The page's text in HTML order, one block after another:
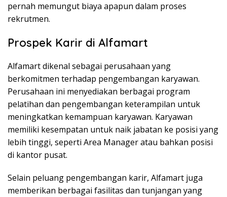
pernah memungut biaya apapun dalam proses
rekrutmen.
Prospek Karir di Alfamart
Alfamart dikenal sebagai perusahaan yang
berkomitmen terhadap pengembangan karyawan.
Perusahaan ini menyediakan berbagai program
pelatihan dan pengembangan keterampilan untuk
meningkatkan kemampuan karyawan. Karyawan
memiliki kesempatan untuk naik jabatan ke posisi yang
lebih tinggi, seperti Area Manager atau bahkan posisi
di kantor pusat.
Selain peluang pengembangan karir, Alfamart juga
memberikan berbagai fasilitas dan tunjangan yang